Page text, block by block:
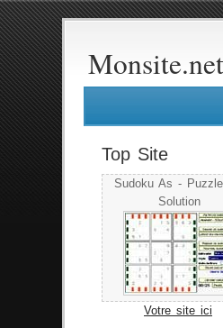
Top Site
Sudoku As -
Solution
Votre site ici